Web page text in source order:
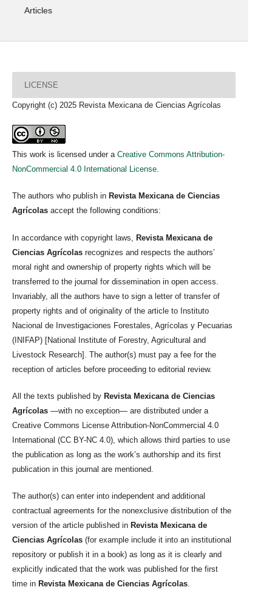
Articles
LICENSE
Copyright (c) 2025 Revista Mexicana de Ciencias Agrícolas
This work is licensed under a Creative Commons Attribution-
NonCommercial 4.0 International License.
The authors who publish in Revista Mexicana de Ciencias
Agrícolas accept the following conditions:
In accordance with copyright laws, Revista Mexicana de
Ciencias Agrícolas recognizes and respects the authors’
moral right and ownership of property rights which will be
transferred to the journal for dissemination in open access.
Invariably, all the authors have to sign a letter of transfer of
property rights and of originality of the article to Instituto
Nacional de Investigaciones Forestales, Agrícolas y Pecuarias
(INIFAP) [National Institute of Forestry, Agricultural and
Livestock Research]. The author(s) must pay a fee for the
reception of articles before proceeding to editorial review.
All the texts published by Revista Mexicana de Ciencias
Agrícolas —with no exception— are distributed under a
Creative Commons License Attribution-NonCommercial 4.0
International (CC BY-NC 4.0), which allows third parties to use
the publication as long as the work’s authorship and its first
publication in this journal are mentioned.
The author(s) can enter into independent and additional
contractual agreements for the nonexclusive distribution of the
version of the article published in Revista Mexicana de
Ciencias Agrícolas (for example include it into an institutional
repository or publish it in a book) as long as it is clearly and
explicitly indicated that the work was published for the first
time in Revista Mexicana de Ciencias Agrícolas